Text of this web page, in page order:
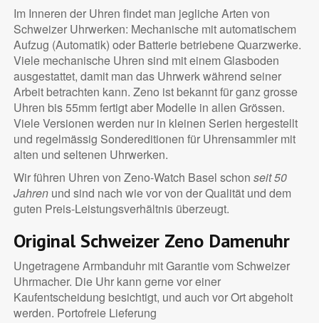
Im Inneren der Uhren findet man jegliche Arten von
Schweizer Uhrwerken: Mechanische mit automatischem
Aufzug (Automatik) oder Batterie betriebene Quarzwerke.
Viele mechanische Uhren sind mit einem Glasboden
ausgestattet, damit man das Uhrwerk während seiner
Arbeit betrachten kann. Zeno ist bekannt für ganz grosse
Uhren bis 55mm fertigt aber Modelle in allen Grössen.
Viele Versionen werden nur in kleinen Serien hergestellt
und regelmässig Sondereditionen für Uhrensammler mit
alten und seltenen Uhrwerken.
Wir führen Uhren von Zeno-Watch Basel schon seit 50
Jahrenund sind nach wie vor von der Qualität und dem
guten Preis-Leistungsverhältnis überzeugt.
Original Schweizer Zeno Damenuhr
Ungetragene Armbanduhr mit Garantie vom Schweizer
Uhrmacher. Die Uhr kann gerne vor einer
Kaufentscheidung besichtigt, und auch vor Ort abgeholt
werden. Portofreie Lieferung